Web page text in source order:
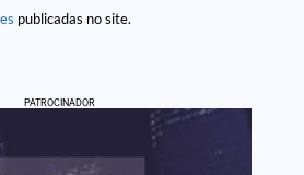
publicadas no site.
PATROCINADOR